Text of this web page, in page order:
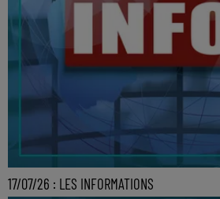
17/07/26 : LES INFORMATIONS